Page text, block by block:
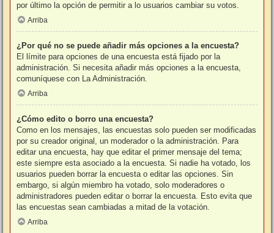
por último la opción de permitir a lo usuarios cambiar su votos.
Arriba
¿Por qué no se puede añadir más opciones a la encuesta?
El límite para opciones de una encuesta está fijado por la
administración. Si necesita añadir más opciones a la encuesta,
comuníquese con La Administración.
Arriba
¿Cómo edito o borro una encuesta?
Como en los mensajes, las encuestas solo pueden ser modificadas
por su creador original, un moderador o la administración. Para
editar una encuesta, hay que editar el primer mensaje del tema;
este siempre esta asociado a la encuesta. Si nadie ha votado, los
usuarios pueden borrar la encuesta o editar las opciones. Sin
embargo, si algún miembro ha votado, solo moderadores o
administradores pueden editar o borrar la encuesta. Esto evita que
las encuestas sean cambiadas a mitad de la votación.
Arriba